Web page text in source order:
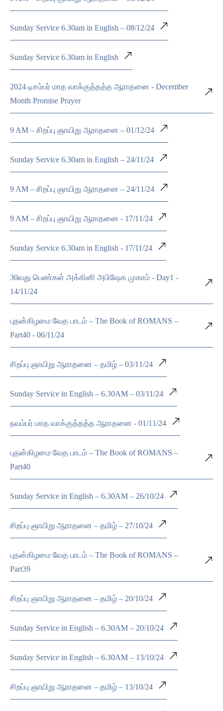
Sunday Service 6.30am in English – 08/12/24
Sunday Service 6.30am in English
2024 டிசம்பர் மாத வாக்குத்தத்த ஆராதனை - December
Month Promise Prayer
9 AM – சிறப்பு ஞாயிறு ஆராதனை – 01/12/24
Sunday Service 6.30am in English – 24/11/24
9 AM – சிறப்பு ஞாயிறு ஆராதனை – 24/11/24
9 AM – சிறப்பு ஞாயிறு ஆராதனை - 17/11/24
Sunday Service 6.30am in English - 17/11/24
30வது பெண்கள் அக்கினி அபிஷேக முகாம் - Day1 -
14/11/24
புதன்கிழமை வேத பாடம் – The Book of ROMANS –
Part40 - 06/11/24
சிறப்பு ஞாயிறு ஆராதனை – தமிழ் – 03/11/24
Sunday Service in English – 6.30AM – 03/11/24
நவம்பர் மாத வாக்குத்தத்த ஆராதனை - 01/11/24
புதன்கிழமை வேத பாடம் – The Book of ROMANS –
Part40
Sunday Service in English – 6.30AM – 26/10/24
சிறப்பு ஞாயிறு ஆராதனை – தமிழ் – 27/10/24
புதன்கிழமை வேத பாடம் – The Book of ROMANS –
Part39
சிறப்பு ஞாயிறு ஆராதனை – தமிழ் – 20/10/24
Sunday Service in English – 6.30AM – 20/10/24
Sunday Service in English – 6.30AM – 13/10/24
சிறப்பு ஞாயிறு ஆராதனை – தமிழ் – 13/10/24